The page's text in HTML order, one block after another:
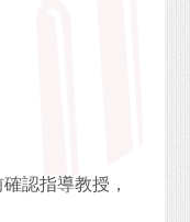
認指導教授，